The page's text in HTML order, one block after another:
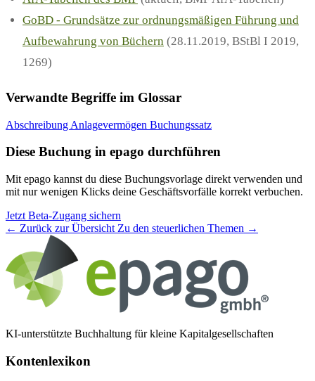
GoBD - Grundsätze zur ordnungsmäßigen Führung und
Aufbewahrung von Büchern (28.11.2019, BStBl I 2019,
1269)
Verwandte Begriffe im Glossar
Abschreibung Anlagevermögen Buchungssatz
Diese Buchung in epago durchführen
Mit epago kannst du diese Buchungsvorlage direkt verwenden und
mit nur wenigen Klicks deine Geschäftsvorfälle korrekt verbuchen.
Jetzt Beta-Zugang sichern
← Zurück zur Übersicht Zu den steuerlichen Themen →
KI-unterstützte Buchhaltung für kleine Kapitalgesellschaften
Kontenlexikon